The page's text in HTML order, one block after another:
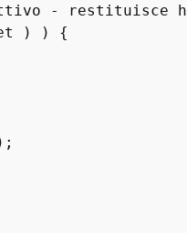
- restituisce
) ) {